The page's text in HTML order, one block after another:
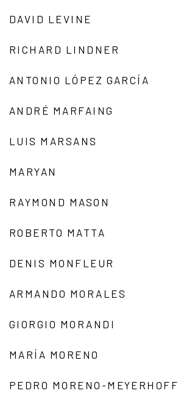
DAVID LEVINE
RICHARD LINDNER
ANTONIO LÓPEZ GARCÍA
ANDRÉ MARFAING
LUIS MARSANS
MARYAN
RAYMOND MASON
ROBERTO MATTA
DENIS MONFLEUR
ARMANDO MORALES
GIORGIO MORANDI
MARÍA MORENO
PEDRO MORENO-MEYERHOFF